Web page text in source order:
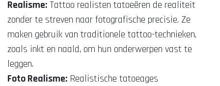
Realisme:Tattoo realisten tatoeëren de realiteit
zonder te streven naar fotografische precisie. Ze
maken gebruik van traditionele tattoo-technieken,
zoals inkt en naald, om hun onderwerpen vast te
leggen.
Foto Realisme: Realistische tatoeages